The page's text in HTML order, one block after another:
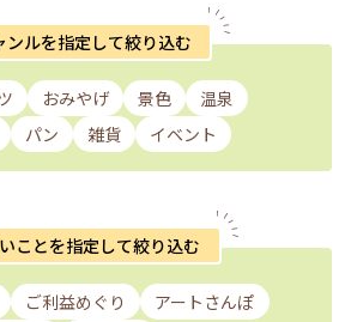
ンルを指定して絞り込む
おみやげ 景色
温泉
パン 雑貨 イベント
ことを指定して絞り込む
ご利益めぐり
アートさんぽ